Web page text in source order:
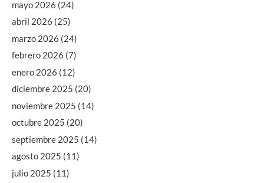
mayo 2026 (24)
abril 2026 (25)
marzo 2026 (24)
febrero 2026 (7)
enero 2026 (12)
diciembre 2025 (20)
noviembre 2025 (14)
octubre 2025 (20)
septiembre 2025 (14)
agosto 2025 (11)
julio 2025 (11)